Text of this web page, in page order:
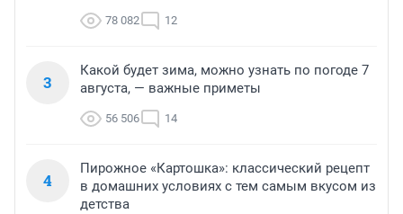
78 082 12
3
Какой будет зима, можно узнать по погоде 7
августа, — важные приметы
56 506 14
4
Пирожное «Картошка»: классический рецепт
в домашних условиях с тем самым вкусом из
детства